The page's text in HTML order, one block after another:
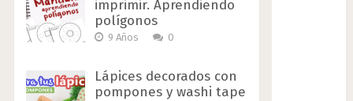
imprimir. Aprendiendo
polígonos
9 Años 0
Lápices decorados con
pompones y washi tape